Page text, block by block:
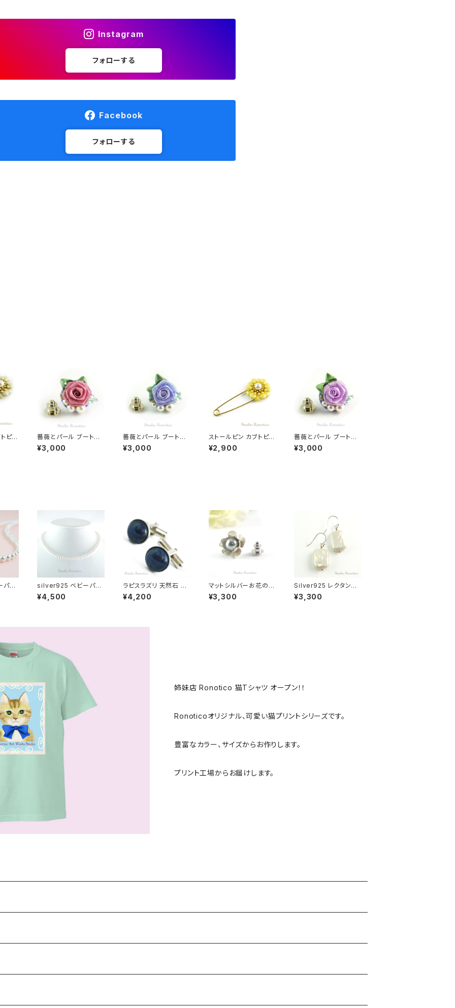
Instagram
フォローする
Facebook
フォローする
ピン
薔薇とパール ブートニ
エール ラペルピン スー
ツピン ピンブローチ メ
¥3,000
薔薇とパール ブートニ
エール ラペルピン スー
ツピン ピンブローチ メ
¥3,000
ストールピン カブトピン
キルトピン パール エナ
メル お花 クリームイエ
¥2,900
薔薇とパール ブートニ
エール ラペルピン スー
ツピン ピンブローチ メ
¥3,000
ー
silver925 ベビーパー
ル ネックレス オースト
リア製クリスタルパール
¥4,500
ラピスラズリ 天然石 カ
フスボタン kf-14-k
¥4,200
マットシルバーお花のパ
ールピン 国産磨き貝パ
ール 10mm ブートニエ
¥3,300
Silver925 レクタング
ル パール バロックパー
ル 淡水真珠 ピアス
¥3,300
姉妹店 Ronotico 猫Tシャツ オープン！！
Ronoticoオリジナル、可愛い猫プリントシリーズです。
豊富なカラー、サイズからお作りします。
プリント工場からお届けします。